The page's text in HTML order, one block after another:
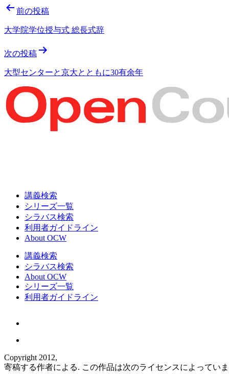
前の投稿
大学院学位授与式 総長式辞
次の投稿
大型センターと京大とともに30有余年
講義検索
シリーズ一覧
シラバス検索
利用者ガイドライン
About OCW
講義検索
シラバス検索
About OCW
シリーズ一覧
利用者ガイドライン
Copyright 2012,
寄稿する作者による. この作品は次のライセンスによってい